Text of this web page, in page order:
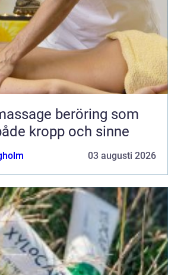
beröring som
kropp och sinne
03 augusti 2026